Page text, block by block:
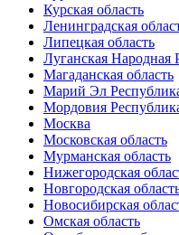
Курская область
Ленинградская
Липецкая область
Луганская Народная
Магаданская область
Марий Эл
Мордовия
Москва
Московская область
Мурманская область
Нижегородская
Новгородская
Новосибирская
Омская область